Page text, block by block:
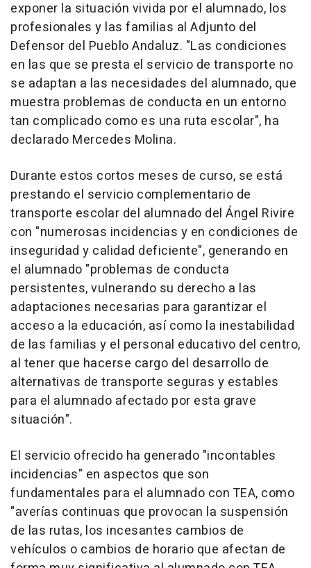
exponer la situación vivida por el alumnado, los
profesionales y las familias al Adjunto del
Defensor del Pueblo Andaluz. "Las condiciones
en las que se presta el servicio de transporte no
se adaptan a las necesidades del alumnado, que
muestra problemas de conducta en un entorno
tan complicado como es una ruta escolar", ha
declarado Mercedes Molina.
Durante estos cortos meses de curso, se está
prestando el servicio complementario de
transporte escolar del alumnado del Ángel Rivire
con "numerosas incidencias y en condiciones de
inseguridad y calidad deficiente", generando en
el alumnado "problemas de conducta
persistentes, vulnerando su derecho a las
adaptaciones necesarias para garantizar el
acceso a la educación, así como la inestabilidad
de las familias y el personal educativo del centro,
al tener que hacerse cargo del desarrollo de
alternativas de transporte seguras y estables
para el alumnado afectado por esta grave
situación".
El servicio ofrecido ha generado "incontables
incidencias" en aspectos que son
fundamentales para el alumnado con TEA, como
"averías continuas que provocan la suspensión
de las rutas, los incesantes cambios de
vehículos o cambios de horario que afectan de